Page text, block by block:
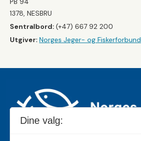
1378, NESBRU
Sentralbord: (+47) 667 92 200
Utgiver: Norges Jeger- og Fiskerforbund
Dine valg: